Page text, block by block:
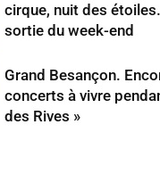
cirque, nuit des
sortie du week-end
Grand Besançon.
concerts à vivre
des Rives »